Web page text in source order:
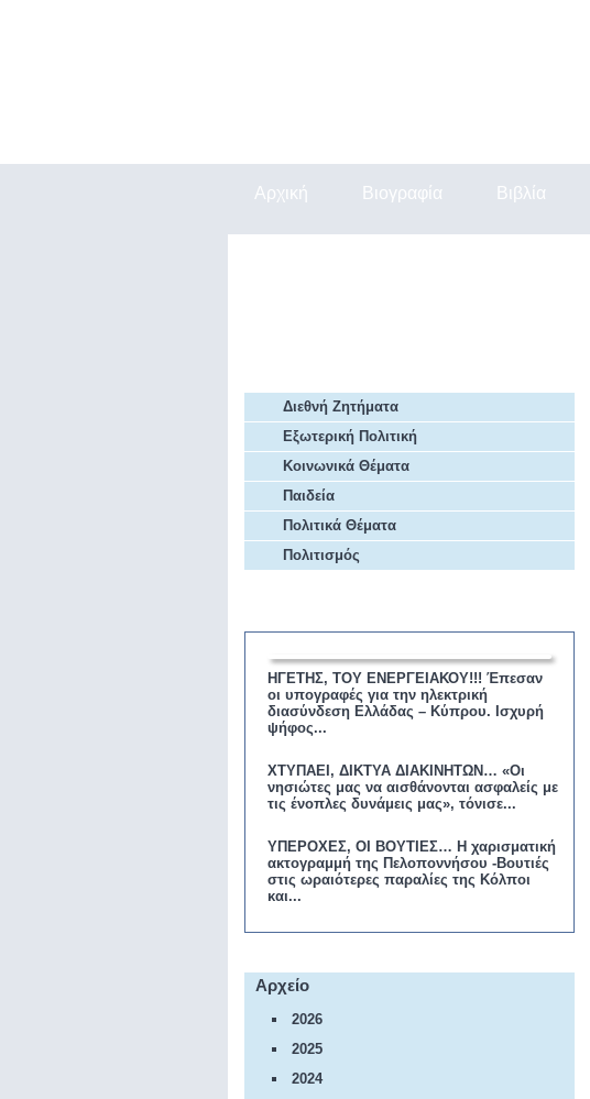
Αρχική Βιογραφία Βιβλία
Διεθνή Ζητήματα
Εξωτερική Πολιτική
Κοινωνικά Θέματα
Παιδεία
Πολιτικά Θέματα
Πολιτισμός
ΗΓΕΤΗΣ, ΤΟΥ ΕΝΕΡΓΕΙΑΚΟΥ!!! Έπεσαν
οι υπογραφές για την ηλεκτρική
διασύνδεση Ελλάδας – Κύπρου. Ισχυρή
ψήφος...
ΧΤΥΠΑΕΙ, ΔΙΚΤΥΑ ΔΙΑΚΙΝΗΤΩΝ… «Οι
νησιώτες μας να αισθάνονται ασφαλείς με
τις ένοπλες δυνάμεις μας», τόνισε...
ΥΠΕΡΟΧΕΣ, ΟΙ ΒΟΥΤΙΕΣ… Η χαρισματική
ακτογραμμή της Πελοποννήσου -Βουτιές
στις ωραιότερες παραλίες της Κόλποι
και...
Αρχείο
2026
2025
2024